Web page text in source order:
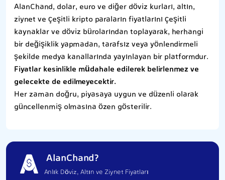
AlanChand, dolar, euro ve diğer döviz kurları, altın,
ziynet ve çeşitli kripto paraların fiyatlarını çeşitli
kaynaklar ve döviz bürolarından toplayarak, herhangi
bir değişiklik yapmadan, tarafsız veya yönlendirmeli
şekilde medya kanallarında yayınlayan bir platformdur.
Fiyatlar kesinlikle müdahale edilerek belirlenmez ve
gelecekte de edilmeyecektir.
Her zaman doğru, piyasaya uygun ve düzenli olarak
güncellenmiş olmasına özen gösterilir.
AlanChand?
Anlık Döviz, Altın ve Ziynet Fiyatları